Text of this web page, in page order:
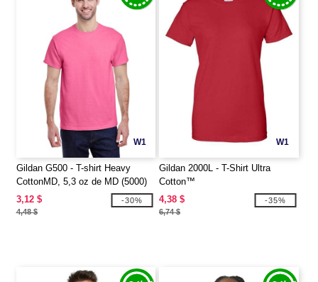
W1
Gildan G500 - T-shirt Heavy
CottonMD, 5,3 oz de MD (5000)
3,12 $
4,48 $
-30%
W1
Gildan 2000L - T-Shirt Ultra
Cotton™
4,38 $
6,74 $
-35%